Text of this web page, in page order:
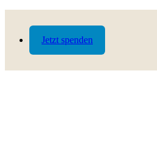
Jetzt spenden